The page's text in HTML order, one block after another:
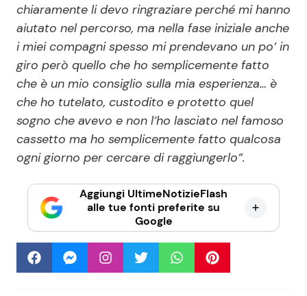
chiaramente li devo ringraziare perché mi hanno
aiutato nel percorso, ma nella fase iniziale anche
i miei compagni spesso mi prendevano un po’ in
giro però quello che ho semplicemente fatto
che è un mio consiglio sulla mia esperienza… è
che ho tutelato, custodito e protetto quel
sogno che avevo e non l’ho lasciato nel famoso
cassetto ma ho semplicemente fatto qualcosa
ogni giorno per cercare di raggiungerlo”.
Aggiungi UltimeNotizieFlash
alle tue fonti preferite su
Google